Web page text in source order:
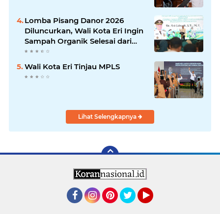
Lomba Pisang Danor 2026
Diluncurkan, Wali Kota Eri Ingin
Sampah Organik Selesai dari
Rumah
Wali Kota Eri Tinjau MPLS
Lihat Selengkapnya